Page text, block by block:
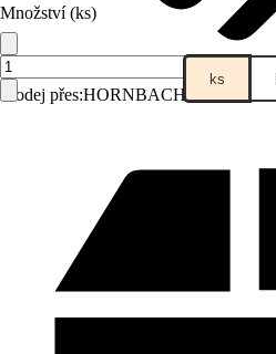
Prodej přes:HORNBACH
Množství (ks)
ks